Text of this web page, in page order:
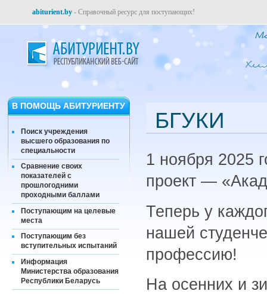
abiturient.by - Справочный ресурс для поступающих!
В ПОМОЩЬ АБИТУРИЕНТУ
Поиск учреждения
высшего образования по
специальности
Сравнение своих
показателей с
прошлогодними
проходными баллами
Поступающим на целевые
места
Поступающим без
вступительных испытаний
Информация
Министерства образования
Республики Беларусь
БГУКИ
1 ноября 2025
проект —
Теперь у
нашей
профессию!
На осенних и